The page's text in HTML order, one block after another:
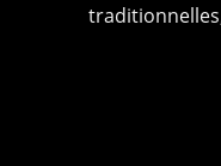
traditionnelles